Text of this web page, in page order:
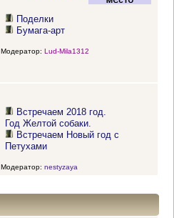
Поделки
Бумага-арт
Модератор: Lud-Mila1312
Встречаем 2018 год.
Год Желтой собаки.
Встречаем Новый год с
Петухами
Модератор: nestyzaya